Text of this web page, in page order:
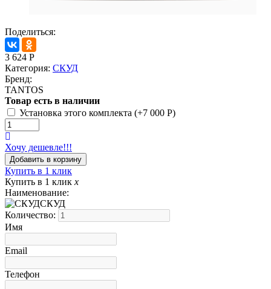
Поделиться:
3 624 Р
Категория: СКУД
Бренд:
TANTOS
Товар есть в наличии
Установка этого комплекта (+7 000 Р)
Хочу дешевле!!!
Купить в 1 клик
Купить в 1 клик x
Наименование:
СКУД
Количество:
Имя
Email
Телефон